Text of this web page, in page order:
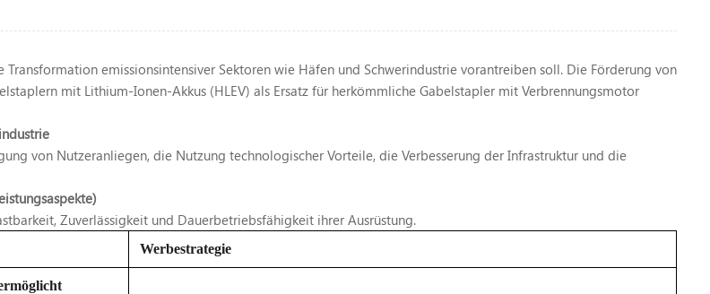
emissionsintensiver Sektoren wie Häfen und Schwerindustrie vorantreiben soll. Die Förderung von
mit Lithium-Ionen-Akkus (HLEV) als Ersatz für herkömmliche Gabelstapler mit Verbrennungsmotor
von Nutzeranliegen, die Nutzung technologischer Vorteile, die Verbesserung der Infrastruktur und die
Zuverlässigkeit und Dauerbetriebsfähigkeit ihrer Ausrüstung.
Werbestrategie